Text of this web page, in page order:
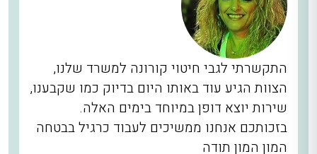
התקשרתי לגבי חיטוי קורונה למשרד שלנו,
הצוות הגיע עוד באותו היום בדיוק כמו שקבענו,
שירות יוצא דופן במיוחד בימים האלה.
בזכותכם אנחנו ממשיכים לעבוד כרגיל בבטחה
המון המון תודה